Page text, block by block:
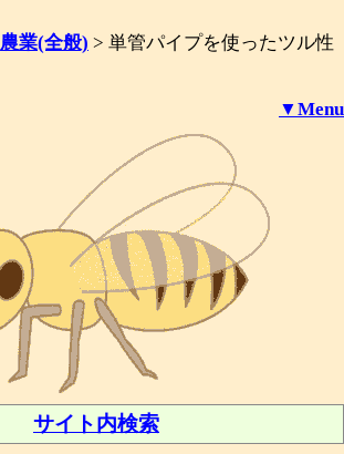
農業(全般) > 単管パイプを使ったツル性
▼Menu
サイト内検索